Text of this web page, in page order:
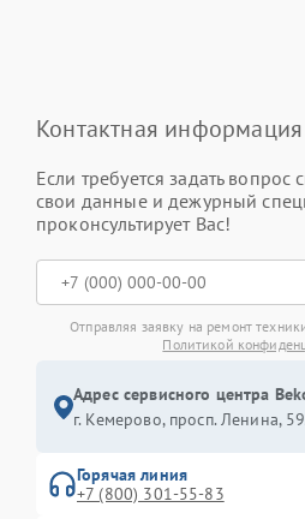
Контактная информация
Если требуется задать вопрос
свои данные и дежурный
проконсультирует Вас!
Отправляя заявку на ремонт
Политикой
Адрес сервисного центра
г. Кемерово, просп. Ленина,
Горячая линия
+7 (800) 301-55-83